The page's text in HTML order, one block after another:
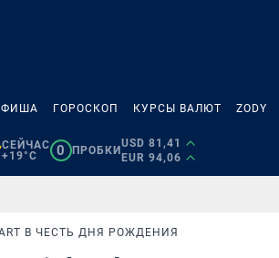
ГОРОСКОП КУРСЫ ВАЛЮТ ZODY
СЕЙЧАС
+19°C
0 ПРОБКИ
USD 81,41
EUR 94,06
В ЧЕСТЬ ДНЯ РОЖДЕНИЯ